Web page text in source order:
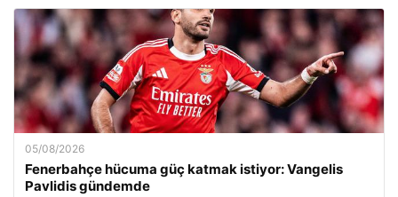
05/08/2026
Fenerbahçe hücuma güç katmak istiyor: Vangelis
Pavlidis gündemde